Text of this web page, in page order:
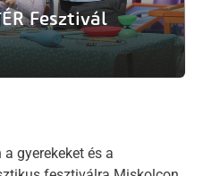
Fesztivál
gyerekeket és a